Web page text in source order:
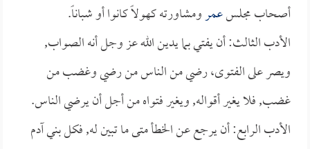
أصحاب مجلسعمرومشاورته كهولاً كانوا أو شباناً.
الأدب الثالث: أن يفتي بما يدين الله عز وجل أنه الصواب,
ويصر على الفتوى، رضي من الناس من رضي وغضب من
غضب, فلا يغير أقواله, ويغير فتواه من أجل أن يرضي الناس.
الأدب الرابع: أن يرجع عن الخطأ متى ما تبين له, فكل بني آدم